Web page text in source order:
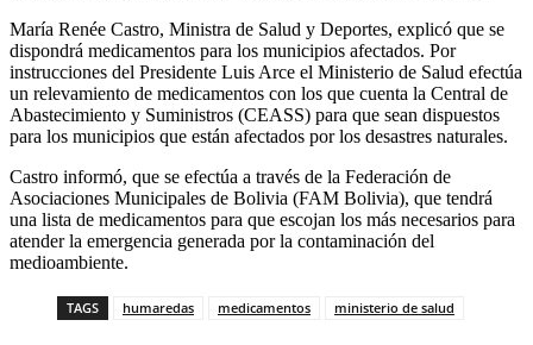
María Renée Castro, Ministra de Salud y Deportes, explicó que se
dispondrá medicamentos para los municipios afectados. Por
instrucciones del Presidente Luis Arce el Ministerio de Salud efectúa
un relevamiento de medicamentos con los que cuenta la Central de
Abastecimiento y Suministros (CEASS) para que sean dispuestos
para los municipios que están afectados por los desastres naturales.
Castro informó, que se efectúa a través de la Federación de
Asociaciones Municipales de Bolivia (FAM Bolivia), que tendrá
una lista de medicamentos para que escojan los más necesarios para
atender la emergencia generada por la contaminación del
medioambiente.
TAGS humaredas medicamentos ministerio de salud